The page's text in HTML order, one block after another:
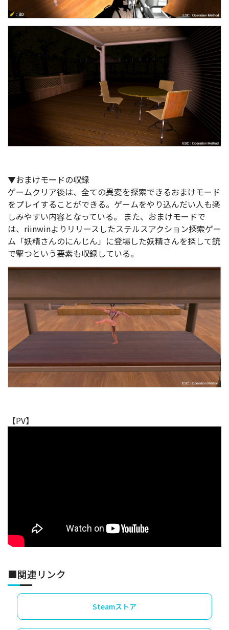
▼おまけモードの収録
ゲームクリア後は、全ての異変を探索できるおまけモード
をプレイすることができる。ゲームをやり込んだい人も楽
しみやすい内容となっている。
また、おまけモードで
は、riinwinよりリリースしたステルスアクション探索ゲー
ム「妖精さんのにんじん」に登場した妖精さんを探して銃
で撃つという要素も収録している。
【PV】
■関連リンク
Steamストア